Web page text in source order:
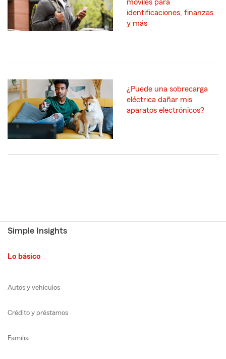
móviles para
identificaciones, finanzas
y más
¿Puede una sobrecarga
eléctrica dañar mis
aparatos electrónicos?
Simple Insights
Lo básico
Autos y vehículos
Crédito y préstamos
Familia